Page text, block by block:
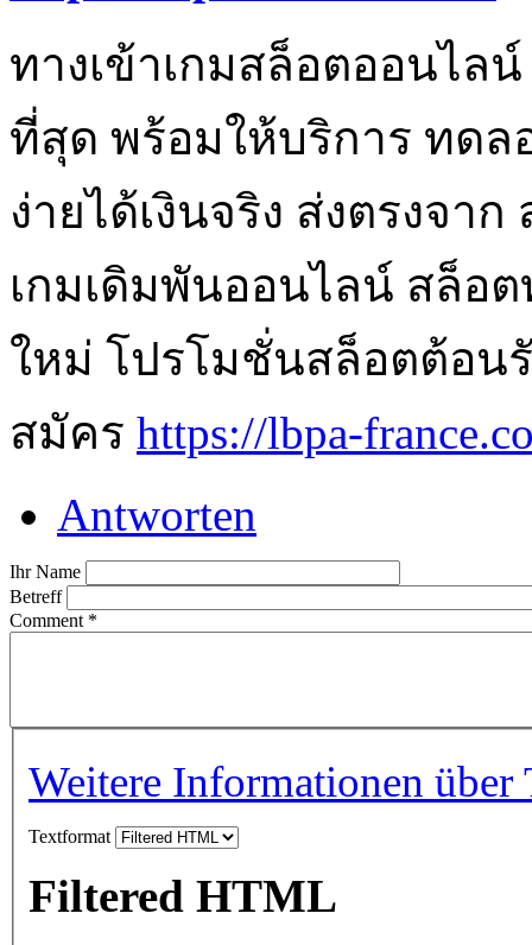
ทางเข้าเกมสล็อตออนไลน์
ที่สุด พร้อมให้บริการ ทดล
ง่ายได้เงินจริง ส่งตรงจา
เกมเดิมพันออนไลน์ สล็อ
ใหม่ โปรโมชั่นสล็อตต้อน
สมัคร https://lbpa-
Antworten
Ihr Name
Betreff
Comment *
Weitere Informationen über
Textformat
Filtered HTML